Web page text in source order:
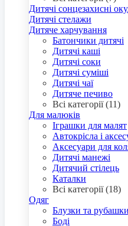
Дитячі сонцезахисні
Дитячі стелажи
Дитяче харчування
Батончики дитячі
Дитячі каші
Дитячі соки
Дитячі суміші
Дитячі чаї
Дитяче печиво
Всі категорії (11)
Для малюків
Іграшки для малят
Автокрісла і
Аксесуари для
Дитячі манежі
Дитячий стілець
Каталки
Всі категорії (18)
Одяг
Блузки та рубашки
Боді